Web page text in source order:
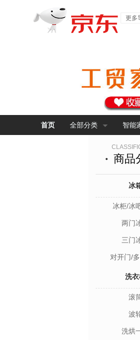
更多
首页 全部分类 智能
商品
冰
冰柜/冰
两门
三门
对开门/
洗
滚
波
洗烘